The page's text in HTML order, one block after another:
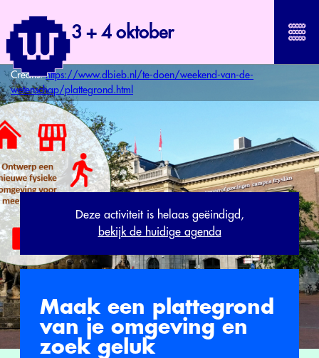
3 + 4 oktober
Credits:https://www.dbieb.nl/te-doen/weekend-van-de-
wetenschap/plattegrond.html
Deze activiteit is helaas geëindigd,
bekijk de huidige agenda
Maak een plattegrond
van je omgeving en
zoek geluk